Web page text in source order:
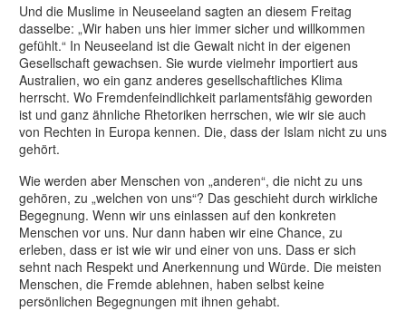
Und die Muslime in Neuseeland sagten an diesem Freitag
dasselbe: „Wir haben uns hier immer sicher und willkommen
gefühlt.“ In Neuseeland ist die Gewalt nicht in der eigenen
Gesellschaft gewachsen. Sie wurde vielmehr importiert aus
Australien, wo ein ganz anderes gesellschaftliches Klima
herrscht. Wo Fremdenfeindlichkeit parlamentsfähig geworden
ist und ganz ähnliche Rhetoriken herrschen, wie wir sie auch
von Rechten in Europa kennen. Die, dass der Islam nicht zu uns
gehört.
Wie werden aber Menschen von „anderen“, die nicht zu uns
gehören, zu „welchen von uns“? Das geschieht durch wirkliche
Begegnung. Wenn wir uns einlassen auf den konkreten
Menschen vor uns. Nur dann haben wir eine Chance, zu
erleben, dass er ist wie wir und einer von uns. Dass er sich
sehnt nach Respekt und Anerkennung und Würde. Die meisten
Menschen, die Fremde ablehnen, haben selbst keine
persönlichen Begegnungen mit ihnen gehabt.